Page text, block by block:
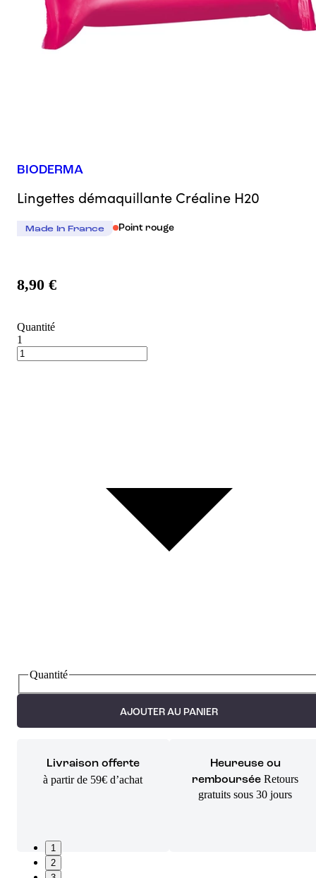
BIODERMA
Lingettes démaquillante Créaline H20
Made In France Point rouge
8,90 €
Quantité
1
Quantité
AJOUTER AU PANIER
Livraison offerte
à partir de 59€ d’achat
Heureuse ou
remboursée Retours
gratuits sous 30 jours
1
2